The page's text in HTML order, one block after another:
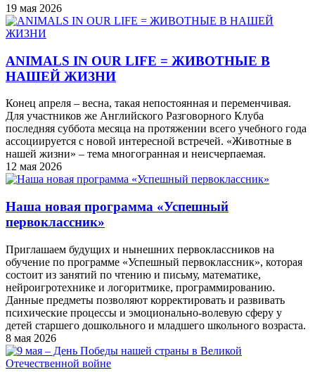
19 мая 2026
ANIMALS IN OUR LIFE = ЖИВОТНЫЕ В
НАШЕЙ ЖИЗНИ
Конец апреля – весна, такая непостоянная и переменчивая.
Для участников же Английского Разговорного Клуба
последняя суббота месяца на протяжении всего учебного года
ассоциируется с новой интересной встречей. «Животные в
нашей жизни» – тема многогранная и неисчерпаемая.
12 мая 2026
Наша новая программа «Успешный
первоклассник»
Приглашаем будущих и нынешних первоклассников на
обучение по программе «Успешный первоклассник», которая
состоит из занятий по чтению и письму, математике,
нейроигротехнике и логоритмике, программированию.
Данные предметы позволяют корректировать и развивать
психические процессы и эмоционально-волевую сферу у
детей старшего дошкольного и младшего школьного возраста.
8 мая 2026